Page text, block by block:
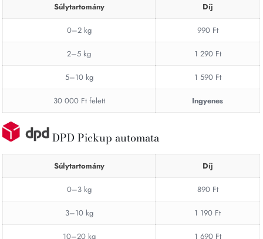
Súlytartomány Díj
0–2 kg 990 Ft
2–5 kg 1 290 Ft
5–10 kg 1 590 Ft
30 000 Ft felett Ingyenes
DPD Pickup automata
Súlytartomány Díj
0–3 kg 890 Ft
3–10 kg 1 190 Ft
10–20 kg 1 690 Ft